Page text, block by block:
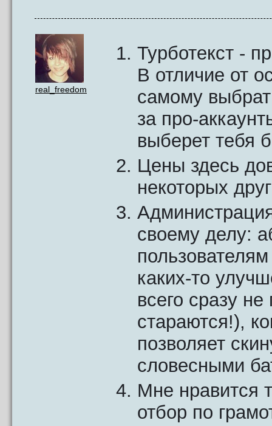
real_freedom
Турботекст -
В отличие от
самому
за про-
выберет тебя
Цены здесь
некоторых
своему делу:
каких-то
всего сразу
стараются!),
позволяет
словесными
Мне нравится
отбор по